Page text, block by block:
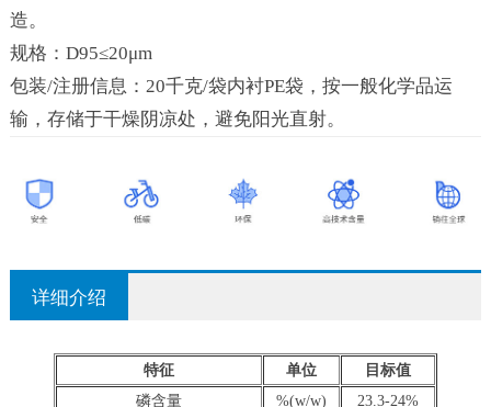
造。
规格：D95≤20μm
包装/注册信息：20千克/袋内衬PE袋，按一般化学品运
输，存储于干燥阴凉处，避免阳光直射。
详细介绍
特征 单位
目标值
磷含量
%(w/w)
23.3-24%